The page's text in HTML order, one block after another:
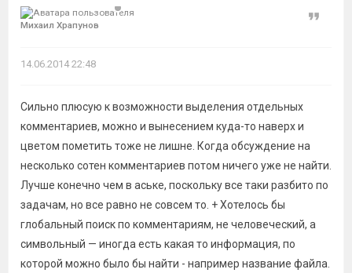
Михаил Храпунов
Цитата
14.06.2014 22:48
Сильно плюсую к возможности выделения отдельных
комментариев, можно и вынесением куда-то наверх и
цветом пометить тоже не лишне. Когда обсуждение на
несколько сотен комментариев потом ничего уже не найти.
Лучше конечно чем в аське, поскольку все таки разбито по
задачам, но все равно не совсем то. + Хотелось бы
глобальный поиск по комментариям, не человеческий, а
символьный — иногда есть какая то информация, по
которой можно было бы найти - например название файла.